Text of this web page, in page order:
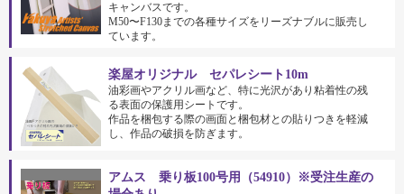
キャンバスです。
M50〜F130までの各種サイズをリーズナブルに販売し
ています。
楽屋オリジナル セパレシート10m
油彩画やアクリル画など、特に光沢があり粘着性の残
る表面の保護用シートです。
作品を梱包する際の画面と梱包材との貼りつきを軽減
し、作品の破損を防ぎます。
アムス 乗り板100号用（54910）※受注生産の